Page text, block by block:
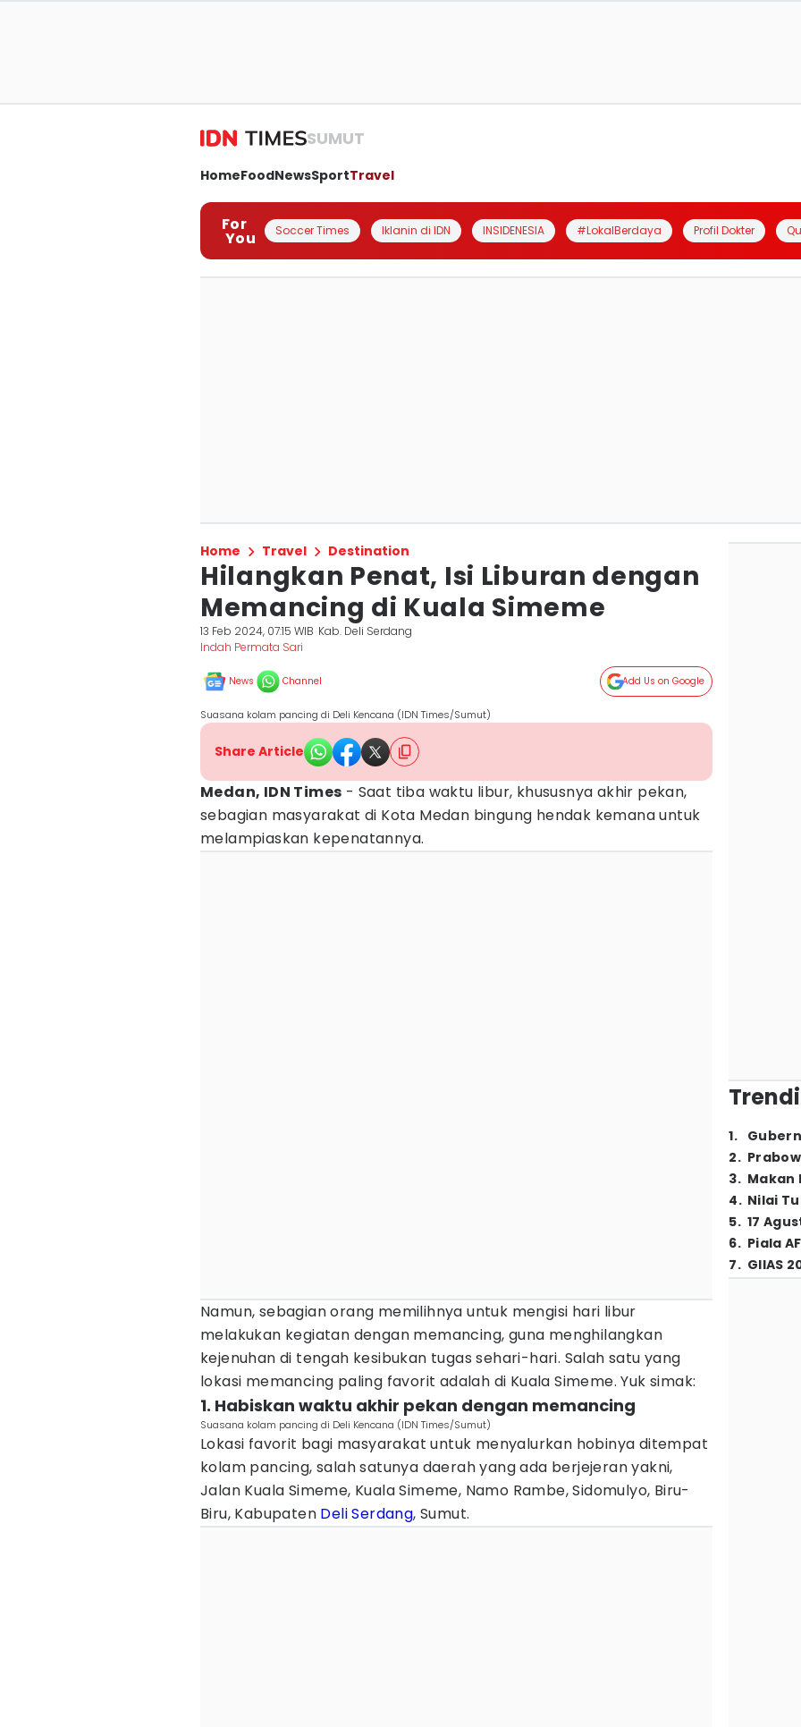
SUMUT
HomeFoodNewsSportTravel
For
You Soccer Times Iklanin di IDN INSIDENESIA #LokalBerdaya Profil Dokter
Home Travel Destination
Hilangkan Penat, Isi Liburan dengan
Memancing di Kuala Simeme
13 Feb 2024, 07:15 WIB Kab. Deli Serdang
Indah Permata Sari
News Channel Add Us on Google
Suasana kolam pancing di Deli Kencana (IDN Times/Sumut)
Share Article
Medan, IDN Times - Saat tiba waktu libur, khususnya akhir pekan,
sebagian masyarakat di Kota Medan bingung hendak kemana untuk
melampiaskan kepenatannya.
Namun, sebagian orang memilihnya untuk mengisi hari libur
melakukan kegiatan dengan memancing, guna menghilangkan
kejenuhan di tengah kesibukan tugas sehari-hari. Salah satu yang
lokasi memancing paling favorit adalah di Kuala Simeme. Yuk simak:
1. Habiskan waktu akhir pekan dengan memancing
Suasana kolam pancing di Deli Kencana (IDN Times/Sumut)
Lokasi favorit bagi masyarakat untuk menyalurkan hobinya ditempat
kolam pancing, salah satunya daerah yang ada berjejeran yakni,
Jalan Kuala Simeme, Kuala Simeme, Namo Rambe, Sidomulyo, Biru-
Biru, Kabupaten Deli Serdang, Sumut.
1.
2.
3. Makan
4. Nilai
5. 17
6. Piala
7. GIIAS